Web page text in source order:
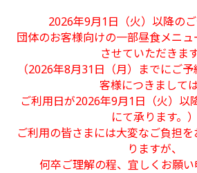
2026年9月1日（火）以降のご
団体のお客様向けの一部昼食メニ
させていただきます
（2026年8月31日（月）までにご
客様につきましては
ご利用日が2026年9月1日（火）以
にて承ります。）
ご利用の皆さまには大変なご負担
りますが、
何卒ご理解の程、宜しくお願い